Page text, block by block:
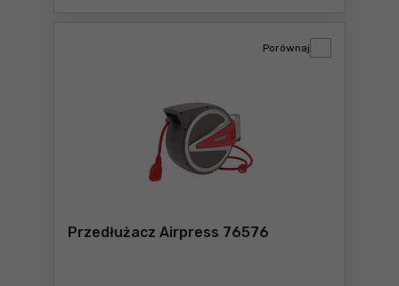
Przedłużacz Airpress 76576
Porównaj